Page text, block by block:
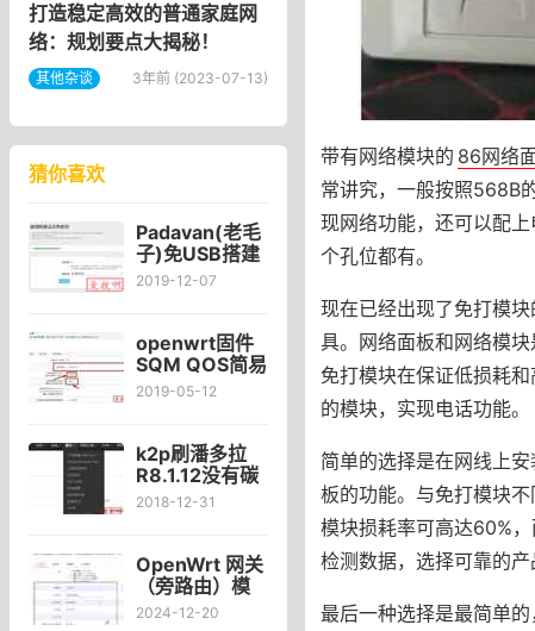
打造稳定高效的普通家庭网
络：规划要点大揭秘！
其他杂谈 3年前 (2023-07-13)
猜你喜欢
Padavan(老毛
子)免USB搭建
网易云音
v2.2.0解锁网
易云灰色歌曲
下载​
2019-12-07
openwrt固件
SQM QOS简易
设置教程配置
频不卡~多线程
下载 同时浏览
网页看视频
2019-05-12
k2p刷潘多拉
R8.1.12没有碳
酸饮料，显示
2018-12-31
OpenWrt 网关
（旁路由）模
式设置 小白必
2024-12-20
带有网络模块的 86网络
常讲究，一般按照568B
现网络功能，还可以配
个孔位都有。
现在已经出现了免打模
具。网络面板和网络模
免打模块在保证低损耗
的模块，实现电话功能。
简单的选择是在网线上
板的功能。与免打模块
模块损耗率可高达60%
检测数据，选择可靠的产
最后一种选择是最简单